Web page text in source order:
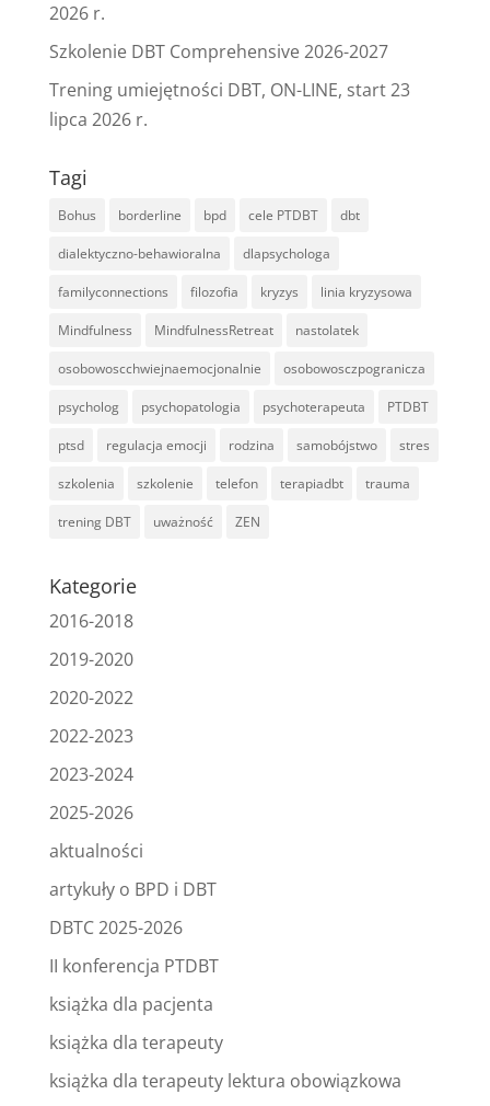
2026 r.
Szkolenie DBT Comprehensive 2026-2027
Trening umiejętności DBT, ON-LINE, start 23
lipca 2026 r.
Tagi
Bohus borderline bpd cele PTDBT dbt
dialektyczno-behawioralna dlapsychologa
familyconnections filozofia kryzys linia kryzysowa
Mindfulness MindfulnessRetreat nastolatek
osobowoscchwiejnaemocjonalnie osobowosczpogranicza
psycholog psychopatologia psychoterapeuta PTDBT
ptsd regulacja emocji rodzina samobójstwo stres
szkolenia szkolenie telefon terapiadbt trauma
trening DBT uważność ZEN
Kategorie
2016-2018
2019-2020
2020-2022
2022-2023
2023-2024
2025-2026
aktualności
artykuły o BPD i DBT
DBTC 2025-2026
II konferencja PTDBT
książka dla pacjenta
książka dla terapeuty
książka dla terapeuty lektura obowiązkowa